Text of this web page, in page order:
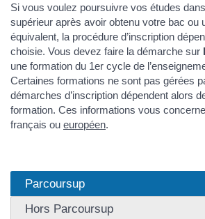
Si vous voulez poursuivre vos études
supérieur après avoir obtenu votre bac ou
équivalent, la procédure d’inscription
choisie. Vous devez faire la démarche sur
une formation du 1er cycle de
Certaines formations ne sont pas gérées
démarches d’inscription dépendent alors
formation. Ces informations vous
français ou européen.
Parcoursup
Hors Parcoursup